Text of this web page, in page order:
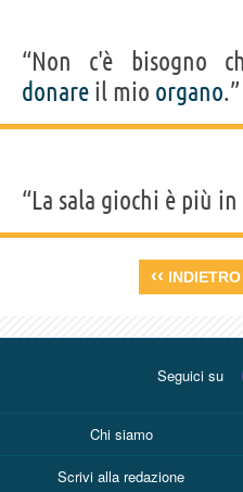
“Non c'è bisogno
donare il mio organo.”
“La sala giochi è più in
‹‹ INDIETRO
Seguici su
Chi siamo
Scrivi alla redazione